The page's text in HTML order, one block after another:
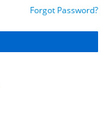
Forgot Password?